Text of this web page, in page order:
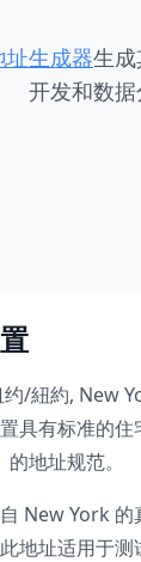
生成器生成
开发和数据
约/紐約, New
具有标准的
地址规范。
New York 的
地址适用于